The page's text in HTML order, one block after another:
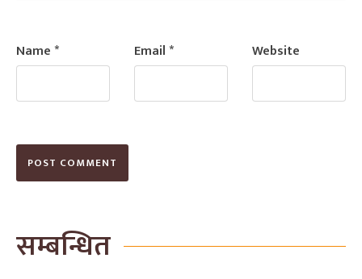
Name* Email* Website
सम्बन्धित